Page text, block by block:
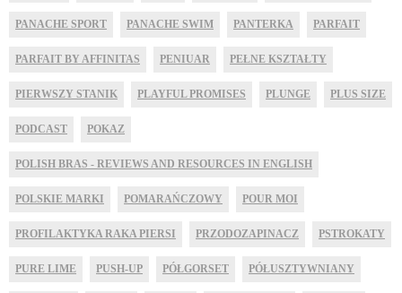
PANACHE SPORT PANACHE SWIM PANTERKA PARFAIT
PARFAIT BY AFFINITAS PENIUAR PEŁNE KSZTAŁTY
PIERWSZY STANIK PLAYFUL PROMISES PLUNGE PLUS SIZE
PODCAST POKAZ
POLISH BRAS - REVIEWS AND RESOURCES IN ENGLISH
POLSKIE MARKI POMARAŃCZOWY POUR MOI
PROFILAKTYKA RAKA PIERSI PRZODOZAPINACZ PSTROKATY
PURE LIME PUSH-UP PÓŁGORSET PÓŁUSZTYWNIANY